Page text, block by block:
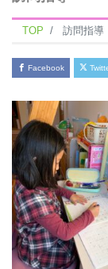
TOP 訪問指導
Facebook